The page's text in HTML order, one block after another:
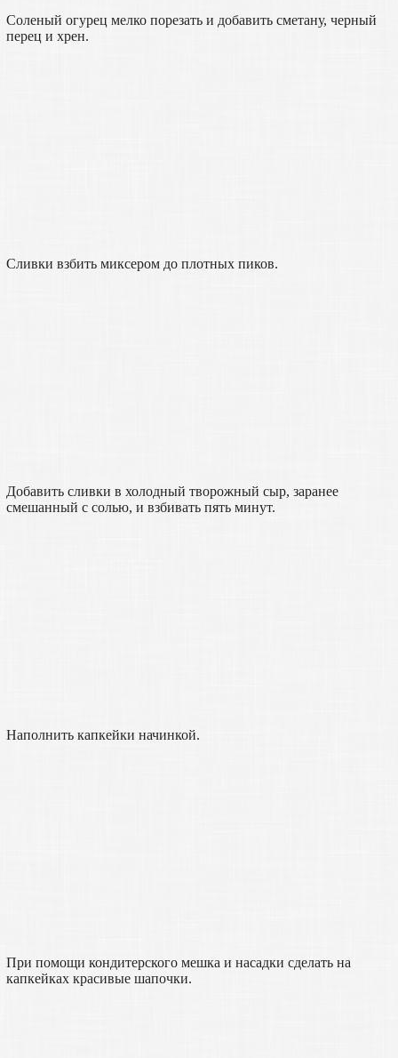
Соленый огурец мелко порезать и добавить сметану, черный
перец и хрен.
Сливки взбить миксером до плотных пиков.
Добавить сливки в холодный творожный сыр, заранее
смешанный с солью, и взбивать пять минут.
Наполнить капкейки начинкой.
При помощи кондитерского мешка и насадки сделать на
капкейках красивые шапочки.